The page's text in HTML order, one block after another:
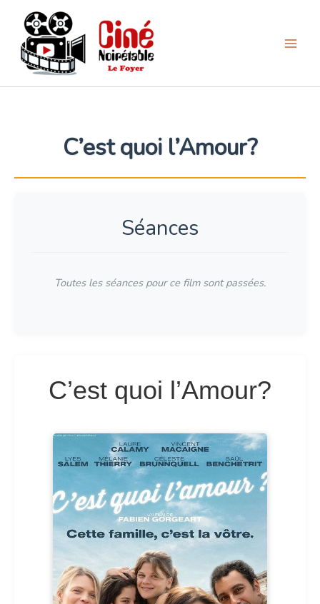
contenu
C’est quoi l’Amour?
Séances
Toutes les séances pour ce film sont passées.
C’est quoi l’Amour?